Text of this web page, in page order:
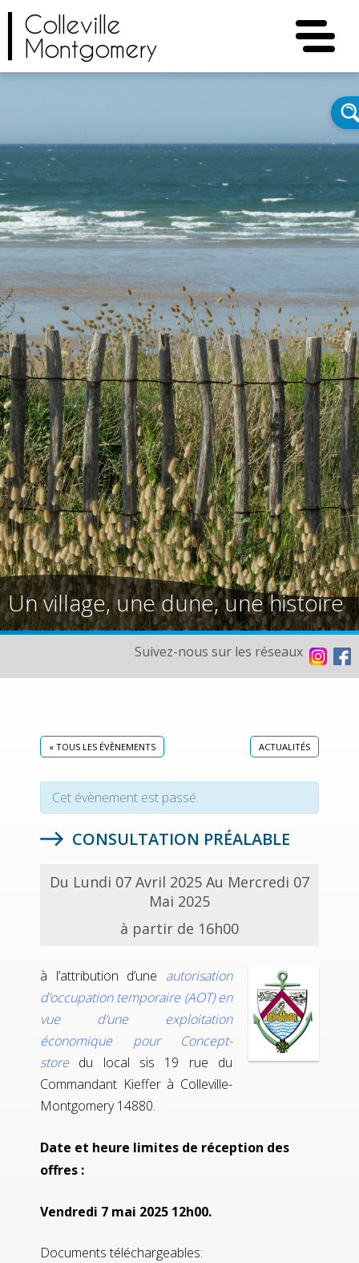
Colleville
Montgomery
Un village, une dune, une histoire
Suivez-nous sur les réseaux
« TOUS LES ÉVÈNEMENTS ACTUALITÉS
Cet évènement est passé.
CONSULTATION PRÉALABLE
Du Lundi 07 Avril 2025 Au Mercredi 07
Mai 2025
à partir de 16h00
à l’attribution d’une autorisation
d’occupation temporaire (AOT) en
vue d’une exploitation
économique pour Concept-
storedu local sis 19 rue du
Commandant Kieffer à Colleville-
Montgomery 14880.
Date et heure limites de réception des
offres :
Vendredi 7 mai 2025 12h00.
Documents téléchargeables: